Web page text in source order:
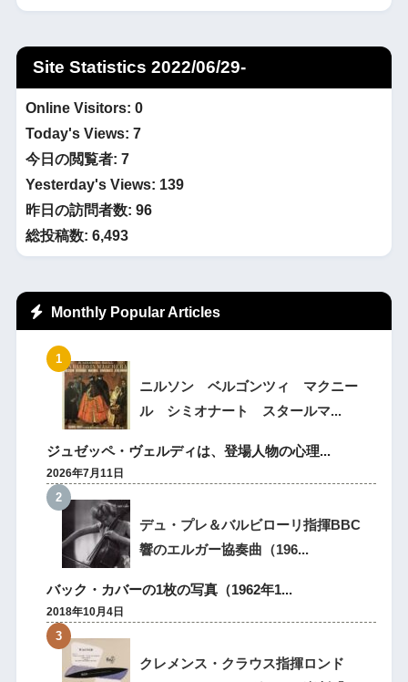
Site Statistics 2022/06/29-
Online Visitors: 0
Today's Views: 7
今日の閲覧者: 7
Yesterday's Views: 139
昨日の訪問者数: 96
総投稿数: 6,493
Monthly Popular Articles
ニルソン ベルゴンツィ マクニー
ル シミオナート スタールマ...
ジュゼッペ・ヴェルディは、登場人物の心理...
2026年7月11日
デュ・プレ＆バルビローリ指揮BBC
響のエルガー協奏曲（196...
バック・カバーの1枚の写真（1962年1...
2018年10月4日
クレメンス・クラウス指揮ロンド